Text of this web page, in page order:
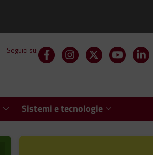
Seguici su:
Sistemi e tecnologie